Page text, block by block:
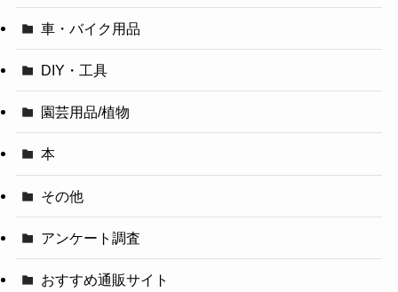
車・バイク用品
DIY・工具
園芸用品/植物
本
その他
アンケート調査
おすすめ通販サイト